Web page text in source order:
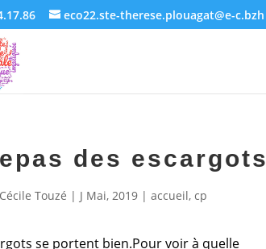
eco22.ste-therese.plouagat@e-c.bzh
des escargots
Touzé | J Mai, 2019 |accueil,cp
se portent bien.Pour voir à quelle